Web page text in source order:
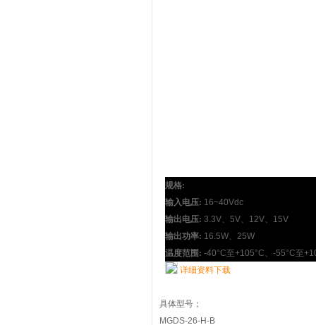
规格:
输入电压: 16~40Vdc
输出电压: 3.3V、 5V、 12V、 15V
输出功率: 16.5W、 25W
温度范围: -40°C至+105°C、 -55°C至
详细资料下载
具体型号；
MGDS-26-H-B